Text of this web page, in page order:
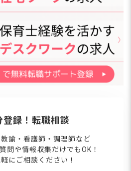
登録！転職相談
諭・看護師・調理師など
問や情報収集だけでもOK！
にご相談ください！